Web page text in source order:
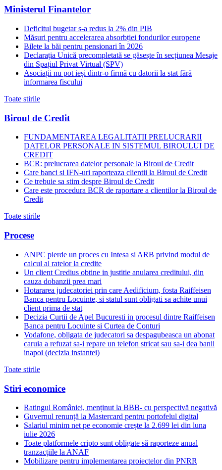
Ministerul Finantelor
Deficitul bugetar s-a redus la 2% din PIB
Măsuri pentru accelerarea absorbției fondurilor europene
Bilete la băi pentru pensionari în 2026
Declarația Unică precompletată se găsește în secțiunea Mesaje
din Spațiul Privat Virtual (SPV)
Asociații nu pot ieși dintr-o firmă cu datorii la stat fără
informarea fiscului
Toate stirile
Biroul de Credit
FUNDAMENTAREA LEGALITATII PRELUCRARII
DATELOR PERSONALE IN SISTEMUL BIROULUI DE
CREDIT
BCR: prelucrarea datelor personale la Biroul de Credit
Care banci si IFN-uri raporteaza clientii la Biroul de Credit
Ce trebuie sa stim despre Biroul de Credit
Care este procedura BCR de raportare a clientilor la Biroul de
Credit
Toate stirile
Procese
ANPC pierde un proces cu Intesa si ARB privind modul de
calcul al ratelor la credite
Un client Credius obtine in justitie anularea creditului, din
cauza dobanzii prea mari
Hotararea judecatoriei prin care Aedificium, fosta Raiffeisen
Banca pentru Locuinte, si statul sunt obligati sa achite unui
client prima de stat
Decizia Curtii de Apel Bucuresti in procesul dintre Raiffeisen
Banca pentru Locuinte si Curtea de Conturi
Vodafone, obligata de judecatori sa despagubeasca un abonat
caruia a refuzat sa-i repare un telefon stricat sau sa-i dea banii
inapoi (decizia instantei)
Toate stirile
Stiri economice
Ratingul României, menținut la BBB- cu perspectivă negativă
Guvernul renunță la Mastercard pentru portofelul digital
Salariul minim net pe economie crește la 2.699 lei din luna
iulie 2026
Toate platformele cripto sunt obligate să raporteze anual
tranzacțiile la ANAF
Mobilizare pentru implementarea proiectelor din PNRR